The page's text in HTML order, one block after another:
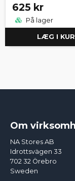
625 kr
På lager
LÆG I
Om
NA Stores AB
Idrottsvägen 33
702 32 Örebro
Sweden